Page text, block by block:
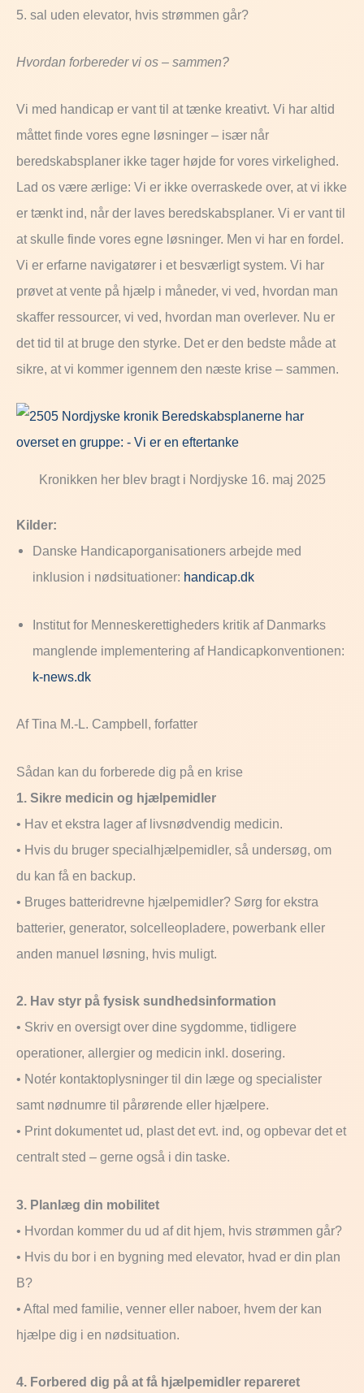
5. sal uden elevator, hvis strømmen går?
Hvordan forbereder vi os – sammen?
Vi med handicap er vant til at tænke kreativt. Vi har altid
måttet finde vores egne løsninger – især når
beredskabsplaner ikke tager højde for vores virkelighed.
Lad os være ærlige: Vi er ikke overraskede over, at vi ikke
er tænkt ind, når der laves beredskabsplaner. Vi er vant til
at skulle finde vores egne løsninger. Men vi har en fordel.
Vi er erfarne navigatører i et besværligt system. Vi har
prøvet at vente på hjælp i måneder, vi ved, hvordan man
skaffer ressourcer, vi ved, hvordan man overlever. Nu er
det tid til at bruge den styrke. Det er den bedste måde at
sikre, at vi kommer igennem den næste krise – sammen.
Kronikken her blev bragt i Nordjyske 16. maj 2025
Kilder:
Danske Handicaporganisationers arbejde med
inklusion i nødsituationer: handicap.dk
Institut for Menneskerettigheders kritik af Danmarks
manglende implementering af Handicapkonventionen:
k-news.dk
Af Tina M.-L. Campbell, forfatter
Sådan kan du forberede dig på en krise
1. Sikre medicin og hjælpemidler
• Hav et ekstra lager af livsnødvendig medicin.
• Hvis du bruger specialhjælpemidler, så undersøg, om
du kan få en backup.
• Bruges batteridrevne hjælpemidler? Sørg for ekstra
batterier, generator, solcelleopladere, powerbank eller
anden manuel løsning, hvis muligt.
2. Hav styr på fysisk sundhedsinformation
• Skriv en oversigt over dine sygdomme, tidligere
operationer, allergier og medicin inkl. dosering.
• Notér kontaktoplysninger til din læge og specialister
samt nødnumre til pårørende eller hjælpere.
• Print dokumentet ud, plast det evt. ind, og opbevar det et
centralt sted – gerne også i din taske.
3. Planlæg din mobilitet
• Hvordan kommer du ud af dit hjem, hvis strømmen går?
• Hvis du bor i en bygning med elevator, hvad er din plan
B?
• Aftal med familie, venner eller naboer, hvem der kan
hjælpe dig i en nødsituation.
4. Forbered dig på at få hjælpemidler repareret